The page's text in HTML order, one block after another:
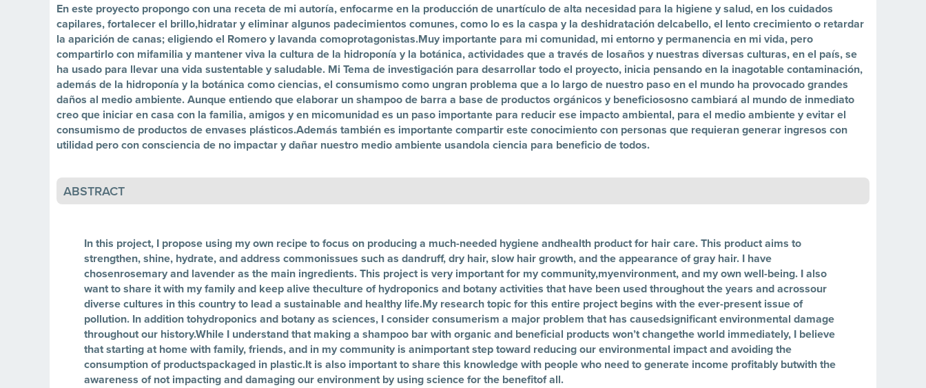
En este proyecto propongo con una receta de mi autoría, enfocarme en la producción de unartículo de alta necesidad para la higiene y salud, en los cuidados
capilares, fortalecer el brillo,hidratar y eliminar algunos padecimientos comunes, como lo es la caspa y la deshidratación delcabello, el lento crecimiento o retardar
la aparición de canas; eligiendo el Romero y lavanda comoprotagonistas.Muy importante para mi comunidad, mi entorno y permanencia en mi vida, pero
compartirlo con mifamilia y mantener viva la cultura de la hidroponía y la botánica, actividades que a través de losaños y nuestras diversas culturas, en el país, se
ha usado para llevar una vida sustentable y saludable. Mi Tema de investigación para desarrollar todo el proyecto, inicia pensando en la inagotable contaminación,
además de la hidroponía y la botánica como ciencias, el consumismo como ungran problema que a lo largo de nuestro paso en el mundo ha provocado grandes
daños al medio ambiente. Aunque entiendo que elaborar un shampoo de barra a base de productos orgánicos y beneficiososno cambiará al mundo de inmediato
creo que iniciar en casa con la familia, amigos y en micomunidad es un paso importante para reducir ese impacto ambiental, para el medio ambiente y evitar el
consumismo de productos de envases plásticos.Además también es importante compartir este conocimiento con personas que requieran generar ingresos con
utilidad pero con consciencia de no impactar y dañar nuestro medio ambiente usandola ciencia para beneficio de todos.
ABSTRACT
In this project, I propose using my own recipe to focus on producing a much-needed hygiene andhealth product for hair care. This product aims to
strengthen, shine, hydrate, and address commonissues such as dandruff, dry hair, slow hair growth, and the appearance of gray hair. I have
chosenrosemary and lavender as the main ingredients. This project is very important for my community,myenvironment, and my own well-being. I also
want to share it with my family and keep alive theculture of hydroponics and botany activities that have been used throughout the years and acrossour
diverse cultures in this country to lead a sustainable and healthy life.My research topic for this entire project begins with the ever-present issue of
pollution. In addition tohydroponics and botany as sciences, I consider consumerism a major problem that has causedsignificant environmental damage
throughout our history.While I understand that making a shampoo bar with organic and beneficial products won’t changethe world immediately, I believe
that starting at home with family, friends, and in my community is animportant step toward reducing our environmental impact and avoiding the
consumption of productspackaged in plastic.It is also important to share this knowledge with people who need to generate income profitably butwith the
awareness of not impacting and damaging our environment by using science for the benefitof all.